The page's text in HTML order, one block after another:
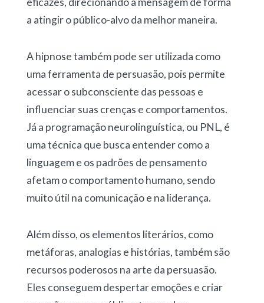
a atingir o público-alvo da melhor maneira.
A hipnose também pode ser utilizada como
uma ferramenta de persuasão, pois permite
acessar o subconsciente das pessoas e
influenciar suas crenças e comportamentos.
Já a programação neurolinguística, ou PNL, é
uma técnica que busca entender como a
linguagem e os padrões de pensamento
afetam o comportamento humano, sendo
muito útil na comunicação e na liderança.
Além disso, os elementos literários, como
metáforas, analogias e histórias, também são
recursos poderosos na arte da persuasão.
Eles conseguem despertar emoções e criar